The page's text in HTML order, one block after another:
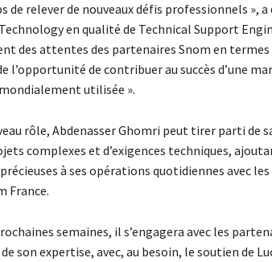
de relever de nouveaux défis professionnels », a
en qualité de Technical Support
des attentes des partenaires Snom en
l’opportunité de contribuer au succès d’une
utilisée ».
rôle, Abdenasser Ghomri peut tirer parti de
complexes et d’exigences techniques,
à ses opérations quotidiennes avec
France.
semaines, il s’engagera avec les
son expertise, avec, au besoin, le soutien de